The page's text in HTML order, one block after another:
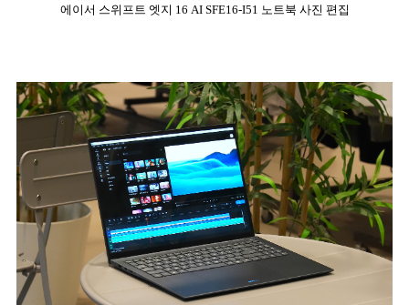
에이서 스위프트 엣지 16 AI SFE16-I51 노트북 사진 편집